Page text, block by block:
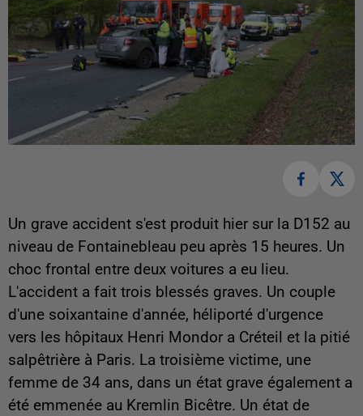
Un grave accident s'est produit hier sur la D152 au
niveau de Fontainebleau peu après 15 heures. Un
choc frontal entre deux voitures a eu lieu.
L'accident a fait trois blessés graves. Un couple
d'une soixantaine d'année, héliporté d'urgence
vers les hôpitaux Henri Mondor a Créteil et la pitié
salpêtrière à Paris. La troisième victime, une
femme de 34 ans, dans un état grave également a
été emmenée au Kremlin Bicêtre. Un état de